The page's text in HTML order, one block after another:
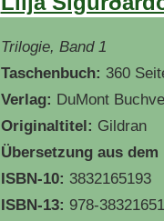
Trilogie, Band 1
Taschenbuch: 360
Verlag: DuMont
Originaltitel: Gildran
Übersetzung aus
ISBN-10: 3832165193
ISBN-13: 978-